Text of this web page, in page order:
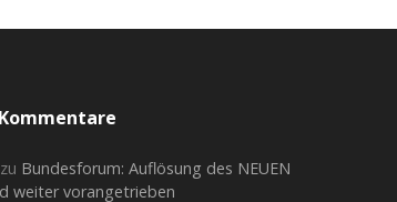
zu Bundesforum: Auflösung des NEUEN
weiter vorangetrieben